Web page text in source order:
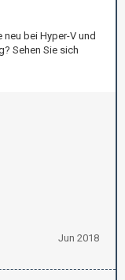
bei Hyper-V und
Sehen Sie sich
Jun 2018